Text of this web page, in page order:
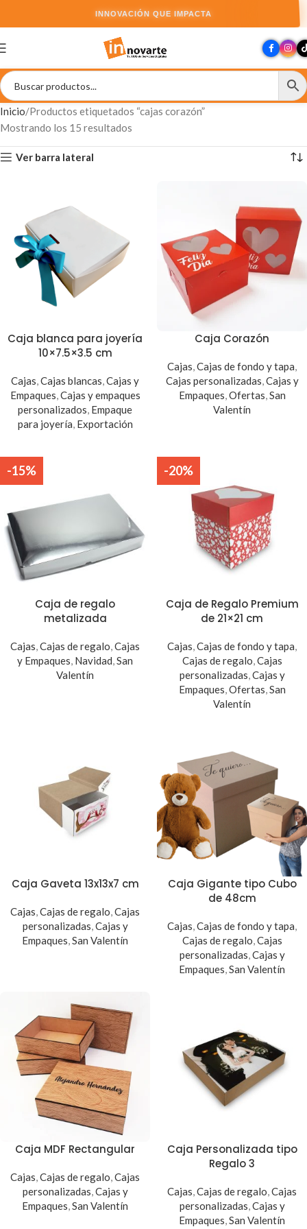
INNOVACIÓN QUE IMPACTA
Inicio Productos etiquetados “cajas corazón”
Mostrando los 15 resultados
Ver barra lateral
Caja blanca para joyería
10×7.5×3.5 cm
Cajas,Cajas blancas,Cajas y
Empaques,Cajas y empaques
personalizados, Empaque
para joyería, Exportación
Caja Corazón
Cajas,Cajas de fondo y tapa,
Cajas personalizadas,Cajas y
Empaques,Ofertas,San
Valentín
-15%
Caja de regalo
metalizada
Cajas,Cajas de regalo,Cajas
y Empaques, Navidad,San
Valentín
-20%
Caja de Regalo Premium
de 21×21 cm
Cajas,Cajas de fondo y tapa,
Cajas de regalo,Cajas
personalizadas,Cajas y
Empaques,Ofertas,San
Valentín
Caja Gaveta 13x13x7 cm
Cajas,Cajas de regalo,Cajas
personalizadas,Cajas y
Empaques,San Valentín
Caja Gigante tipo Cubo
de 48cm
Cajas,Cajas de fondo y tapa,
Cajas de regalo,Cajas
personalizadas,Cajas y
Empaques,San Valentín
Caja MDF Rectangular
Cajas,Cajas de regalo,Cajas
personalizadas,Cajas y
Empaques,San Valentín
Caja Personalizada tipo
Regalo 3
Cajas,Cajas de regalo,Cajas
personalizadas,Cajas y
Empaques,San Valentín